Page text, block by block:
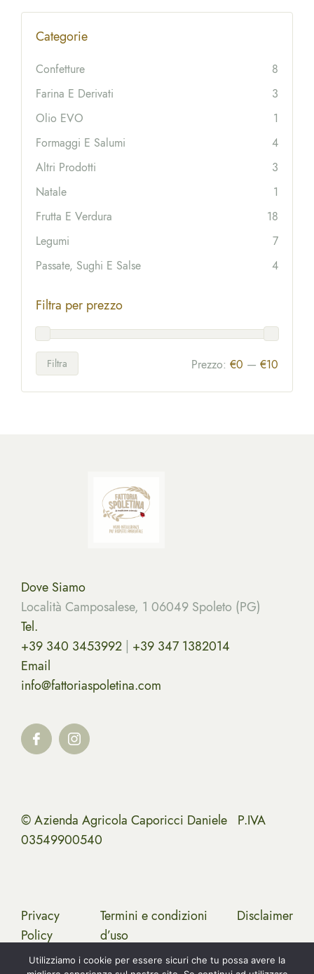
Categorie
Confetture
8
Farina E Derivati
3
Olio EVO
1
Formaggi E Salumi
4
Altri Prodotti
3
Natale
1
Frutta E Verdura
18
Legumi
7
Passate, Sughi E Salse
4
Filtra per prezzo
Filtra Prezzo: €0 — €10
Dove Siamo
Località Camposalese, 1 06049 Spoleto (PG)
Tel.
+39 340 3453992
+39 347 1382014
Email
info@fattoriaspoletina.com
© Azienda Agricola Caporicci Daniele P.IVA
03549900540
Privacy
Policy
Termini e condizioni
d’uso
Disclaimer
Utilizziamo i cookie per essere sicuri che tu possa avere la